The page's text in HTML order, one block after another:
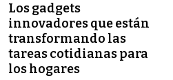
Los gadgets
innovadores que están
transformando las
tareas cotidianas para
los hogares